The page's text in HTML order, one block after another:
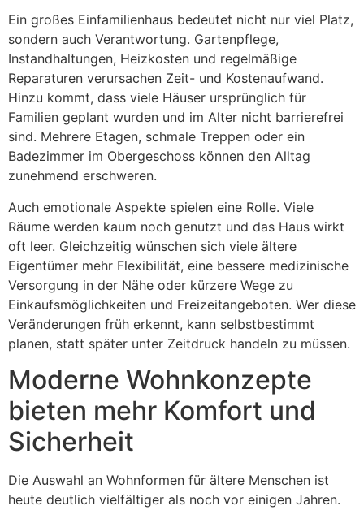
Ein großes Einfamilienhaus bedeutet nicht nur viel Platz,
sondern auch Verantwortung. Gartenpflege,
Instandhaltungen, Heizkosten und regelmäßige
Reparaturen verursachen Zeit- und Kostenaufwand.
Hinzu kommt, dass viele Häuser ursprünglich für
Familien geplant wurden und im Alter nicht barrierefrei
sind. Mehrere Etagen, schmale Treppen oder ein
Badezimmer im Obergeschoss können den Alltag
zunehmend erschweren.
Auch emotionale Aspekte spielen eine Rolle. Viele
Räume werden kaum noch genutzt und das Haus wirkt
oft leer. Gleichzeitig wünschen sich viele ältere
Eigentümer mehr Flexibilität, eine bessere medizinische
Versorgung in der Nähe oder kürzere Wege zu
Einkaufsmöglichkeiten und Freizeitangeboten. Wer diese
Veränderungen früh erkennt, kann selbstbestimmt
planen, statt später unter Zeitdruck handeln zu müssen.
Moderne Wohnkonzepte
bieten mehr Komfort und
Sicherheit
Die Auswahl an Wohnformen für ältere Menschen ist
heute deutlich vielfältiger als noch vor einigen Jahren.